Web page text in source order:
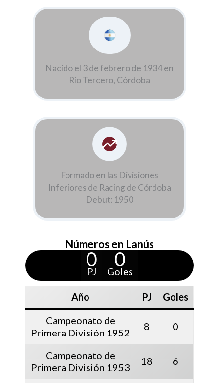
Nacido el 3 de febrero de 1934 en
Río Tercero, Córdoba
Formado en las Divisiones
Inferiores de Racing de Córdoba
Debut: 1950
Números en Lanús
0
PJ
0
Goles
Año PJ
Goles
Campeonato de
Primera División 1952
8 0
Campeonato de
Primera División 1953
18 6